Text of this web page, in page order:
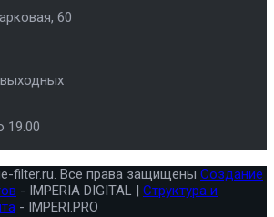
60
19.00
filter.ru. Все права защищены Создание
- IMPERIA DIGITAL | Структура и
- IMPERI.PRO